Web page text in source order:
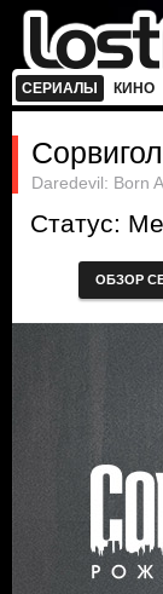
СЕРИАЛЫ КИНО
Daredevil: Born
Статус:
ОБЗОР